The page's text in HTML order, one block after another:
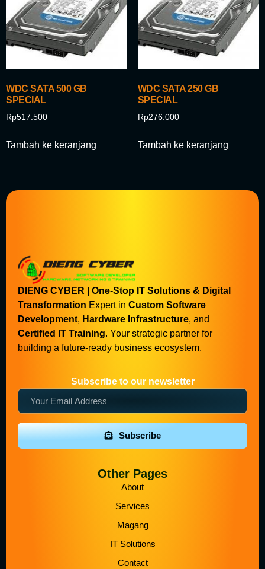
WDC SATA 500 GB
SPECIAL
Rp517.500
Tambah ke keranjang
WDC SATA 250 GB
SPECIAL
Rp276.000
Tambah ke keranjang
DIENG CYBER | One-Stop IT Solutions & Digital
Transformation Expert in Custom Software
Development, Hardware Infrastructure, and
Certified IT Training. Your strategic partner for
building a future-ready business ecosystem.
Subscribe to our newsletter
Subscribe
Other Pages
About
Services
Magang
IT Solutions
Contact